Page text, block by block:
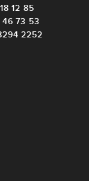
12 85
73 53
2252